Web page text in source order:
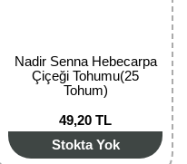
Nadir Senna Hebecarpa
Çiçeği Tohumu(25
Tohum)
49,20 TL
Stokta Yok